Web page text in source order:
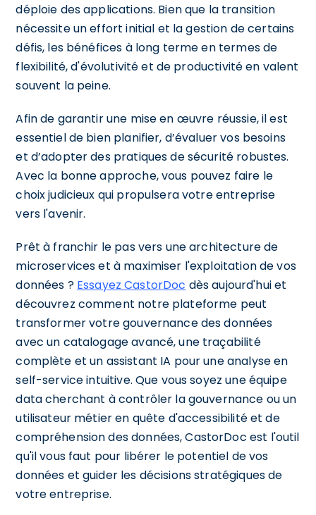
déploie des applications. Bien que la transition
nécessite un effort initial et la gestion de certains
défis, les bénéfices à long terme en termes de
flexibilité, d'évolutivité et de productivité en valent
souvent la peine.
Afin de garantir une mise en œuvre réussie, il est
essentiel de bien planifier, d’évaluer vos besoins
et d’adopter des pratiques de sécurité robustes.
Avec la bonne approche, vous pouvez faire le
choix judicieux qui propulsera votre entreprise
vers l'avenir.
Prêt à franchir le pas vers une architecture de
microservices et à maximiser l'exploitation de vos
données ? Essayez CastorDoc dès aujourd'hui et
découvrez comment notre plateforme peut
transformer votre gouvernance des données
avec un catalogage avancé, une traçabilité
complète et un assistant IA pour une analyse en
self-service intuitive. Que vous soyez une équipe
data cherchant à contrôler la gouvernance ou un
utilisateur métier en quête d'accessibilité et de
compréhension des données, CastorDoc est l'outil
qu'il vous faut pour libérer le potentiel de vos
données et guider les décisions stratégiques de
votre entreprise.